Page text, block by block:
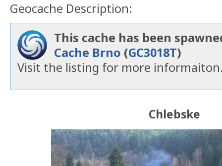
Geocache Description:
This cache has been
Cache Brno (GC3018T)
Visit the listing for more
Chlebske